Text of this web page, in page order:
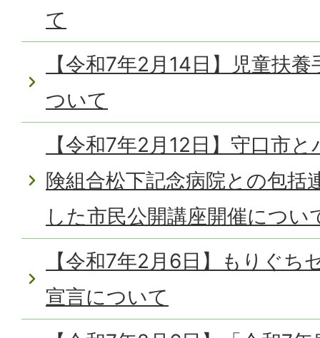
て
【令和7年2月14日】児童扶
ついて
【令和7年2月12日】守口市
険組合松下記念病院との包括
した市民公開講座開催につい
【令和7年2月6日】もりぐち
宣言について